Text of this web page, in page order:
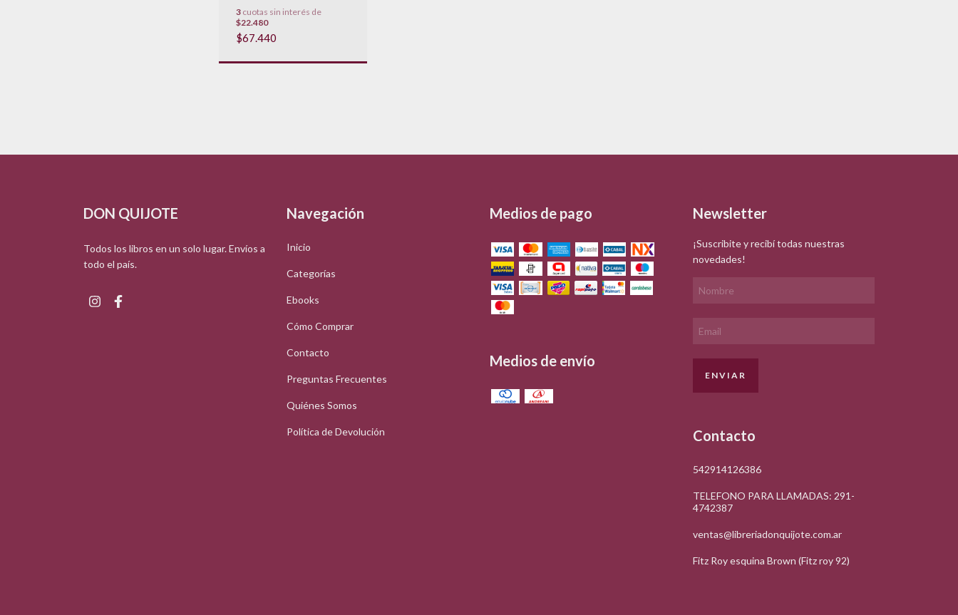
3 cuotas sin interés de
$22.480
$67.440
DON QUIJOTE
Todos los libros en un solo lugar. Envíos a
todo el país.
Navegación
Inicio
Categorías
Ebooks
Cómo Comprar
Contacto
Preguntas Frecuentes
Quiénes Somos
Política de Devolución
Medios de pago
Medios de envío
Newsletter
¡Suscribite y recibí todas nuestras
novedades!
Contacto
542914126386
TELEFONO PARA LLAMADAS: 291-
4742387
ventas@libreriadonquijote.com.ar
Fitz Roy esquina Brown (Fitz roy 92)